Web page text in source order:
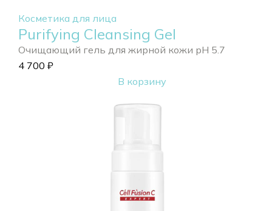
Косметика для лица
Purifying Cleansing Gel
Очищающий гель для жирной кожи pH 5.7
4 700 ₽
В корзину